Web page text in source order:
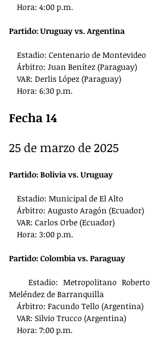
    Hora: 4:00 p.m.
Partido: Uruguay vs. Argentina
    Estadio: Centenario de Montevideo
    Árbitro: Juan Benítez (Paraguay)
    VAR: Derlis López (Paraguay)
    Hora: 6:30 p.m.
Fecha 14
25 de marzo de 2025
Partido: Bolivia vs. Uruguay
    Estadio: Municipal de El Alto
    Árbitro: Augusto Aragón (Ecuador)
    VAR: Carlos Orbe (Ecuador)
    Hora: 3:00 p.m.
Partido: Colombia vs. Paraguay
    Estadio: Metropolitano Roberto
Meléndez de Barranquilla
    Árbitro: Facundo Tello (Argentina)
    VAR: Silvio Trucco (Argentina)
    Hora: 7:00 p.m.